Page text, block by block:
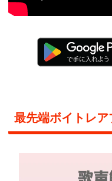
最先端ボイトレア